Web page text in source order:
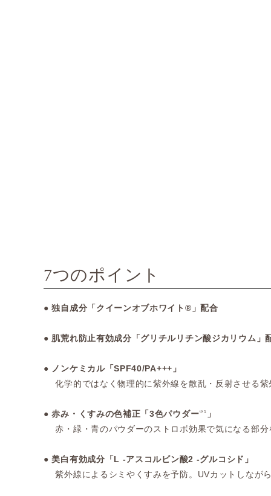
7つのポイント
● 独自成分「クイーンオブホワイト®」配合
● 肌荒れ防止有効成分「グリチルリチン酸ジカリウム」
● ノンケミカル「SPF40/PA+++」
化学的ではなく物理的に紫外線を散乱・反射させる紫
● 赤み・くすみの色補正「3色パウダー※1
」
赤・緑・青のパウダーのストロボ効果で気になる部分
● 美白有効成分「L -アスコルビン酸2 -グルコシド」
紫外線によるシミやくすみを予防。UVカットしなが